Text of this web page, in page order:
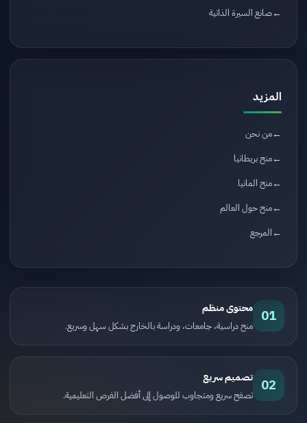
صانع السيرة الذاتية
المزيد
من نحن
منح بريطانيا
منح المانيا
منح حول العالم
المرجع
01 محتوى منظم
منح دراسية، جامعات، ودراسة بالخارج بشكل سهل وسريع.
02 تصميم سريع
تصفح سريع ومتجاوب للوصول إلى أفضل الفرص التعليمية.